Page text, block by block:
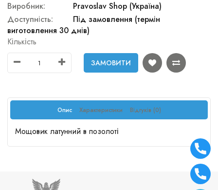
Виробник:
Pravoslav Shop (Україна)
Доступність:
Під замовлення (термін
виготовлення 30 днів)
Кількість
ЗАМОВИТИ
Опис Характеристики Відгуків (0)
Мощовик латунний в позолоті